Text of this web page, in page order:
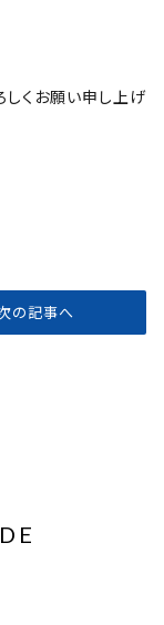
しくお願い申し上げ
の記事へ